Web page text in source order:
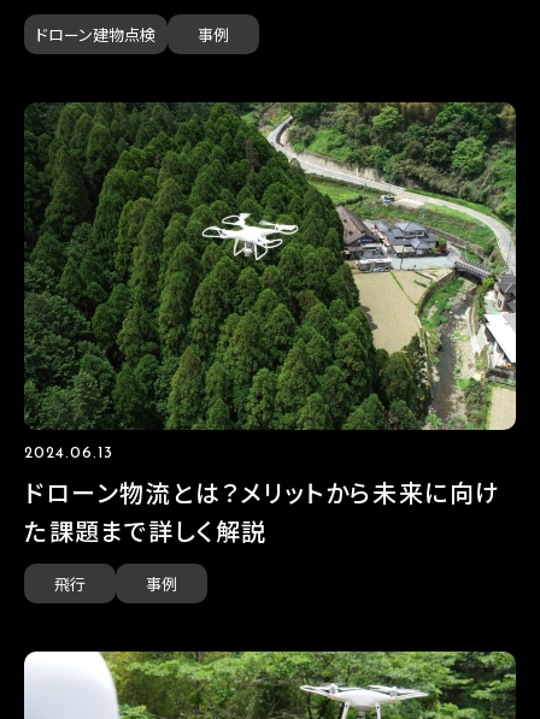
ドローン建物点検 事例
2024.06.13
ドローン物流とは？メリットから未来に向け
た課題まで詳しく解説
飛行 事例